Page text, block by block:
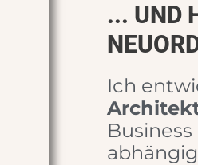
... UND
Ich